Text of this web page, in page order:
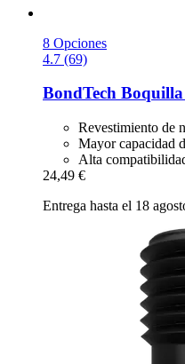
8 Opciones
4.7 (69)
BondTech Boquilla
Revestimiento de
Mayor capacidad
Alta
24,49 €
Entrega hasta el 18